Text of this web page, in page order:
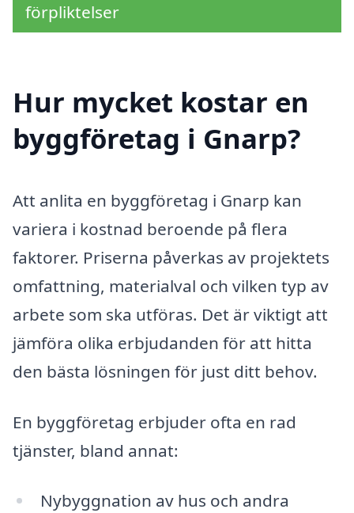
förpliktelser
Hur mycket kostar en
byggföretag i Gnarp?
Att anlita en byggföretag i Gnarp kan
variera i kostnad beroende på flera
faktorer. Priserna påverkas av projektets
omfattning, materialval och vilken typ av
arbete som ska utföras. Det är viktigt att
jämföra olika erbjudanden för att hitta
den bästa lösningen för just ditt behov.
En byggföretag erbjuder ofta en rad
tjänster, bland annat:
Nybyggnation av hus och andra